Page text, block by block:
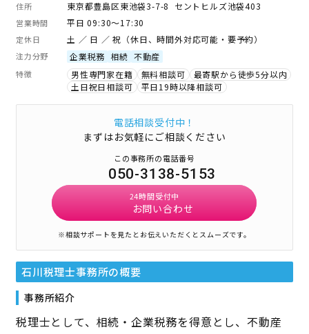
住所 東京都豊島区東池袋3-7-8 セントヒルズ池袋403
営業時間 平日 09:30～17:30
定休日 土 ／ 日 ／ 祝（休日、時間外対応可能・要予約）
注力分野 企業税務 相続 不動産
特徴 男性専門家在籍 無料相談可
最寄駅から徒歩5分以内
土日祝日相談可
平日19時以降相談可
電話相談受付中！
まずはお気軽にご相談ください
この事務所の電話番号
050-3138-5153
24時間受付中
お問い合わせ
※相談サポートを見たとお伝えいただくとスムーズです。
石川税理士事務所の概要
事務所紹介
税理士として、相続・企業税務を得意とし、不動産